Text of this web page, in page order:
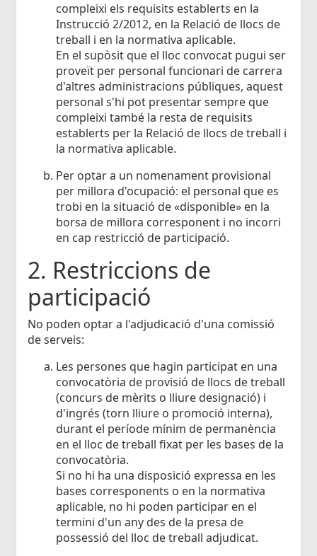
compleixi els requisits establerts en la
Instrucció 2/2012, en la Relació de llocs de
treball i en la normativa aplicable.
En el supòsit que el lloc convocat pugui ser
proveït per personal funcionari de carrera
d'altres administracions públiques, aquest
personal s'hi pot presentar sempre que
compleixi també la resta de requisits
establerts per la Relació de llocs de treball i
la normativa aplicable.
Per optar a un nomenament provisional
per millora d'ocupació: el personal que es
trobi en la situació de «disponible» en la
borsa de millora corresponent i no incorri
en cap restricció de participació.
2. Restriccions de
participació
No poden optar a l'adjudicació d'una comissió
de serveis:
Les persones que hagin participat en una
convocatòria de provisió de llocs de treball
(concurs de mèrits o lliure designació) i
d'ingrés (torn lliure o promoció interna),
durant el període mínim de permanència
en el lloc de treball fixat per les bases de la
convocatòria.
Si no hi ha una disposició expressa en les
bases corresponents o en la normativa
aplicable, no hi poden participar en el
termini d'un any des de la presa de
possessió del lloc de treball adjudicat.